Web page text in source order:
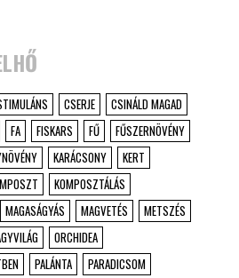
CSERJE
CSINÁLD MAGAD
FA FISKARS FŰ
FŰSZERNÖVÉNY
KARÁCSONY
KERT
KOMPOSZTÁLÁS
MAGASÁGYÁS MAGVETÉS
METSZÉS
ORCHIDEA
PALÁNTA
PARADICSOM